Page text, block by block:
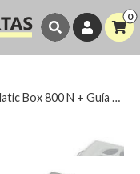
0
Kit Aprimatic Matic Box 800 : motor Matic Box 800 N + Guía + 2 Telemandos